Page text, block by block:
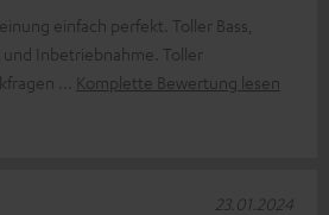
einfach perfekt. Toller Bass,
Inbetriebnahme. Toller
Komplette Bewertung lesen
23.01.2024